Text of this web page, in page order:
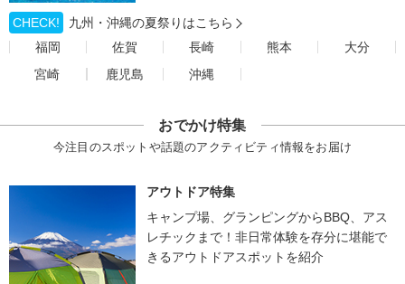
CHECK!
九州・沖縄の夏祭りはこちら
福岡
佐賀 長崎 熊本
大分
宮崎
鹿児島 沖縄
おでかけ特集
今注目のスポットや話題のアクティビティ情報をお届け
アウトドア特集
キャンプ場、グランピングからBBQ、アス
レチックまで！非日常体験を存分に堪能で
きるアウトドアスポットを紹介